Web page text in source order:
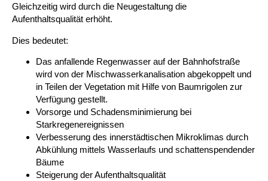
Gleichzeitig wird durch die Neugestaltung die
Aufenthaltsqualität erhöht.
Dies bedeutet:
Das anfallende Regenwasser auf der Bahnhofstraße
wird von der Mischwasserkanalisation abgekoppelt und
in Teilen der Vegetation mit Hilfe von Baumrigolen zur
Verfügung gestellt.
Vorsorge und Schadensminimierung bei
Starkregenereignissen
Verbesserung des innerstädtischen Mikroklimas durch
Abkühlung mittels Wasserlaufs und schattenspendender
Bäume
Steigerung der Aufenthaltsqualität